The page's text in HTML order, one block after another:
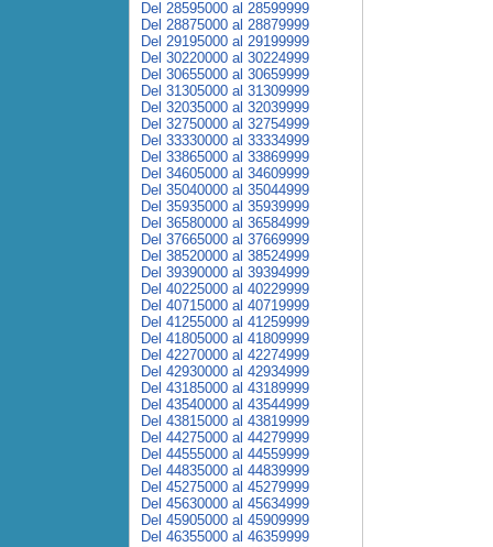
Del 28595000 al 28599999
Del 28875000 al 28879999
Del 29195000 al 29199999
Del 30220000 al 30224999
Del 30655000 al 30659999
Del 31305000 al 31309999
Del 32035000 al 32039999
Del 32750000 al 32754999
Del 33330000 al 33334999
Del 33865000 al 33869999
Del 34605000 al 34609999
Del 35040000 al 35044999
Del 35935000 al 35939999
Del 36580000 al 36584999
Del 37665000 al 37669999
Del 38520000 al 38524999
Del 39390000 al 39394999
Del 40225000 al 40229999
Del 40715000 al 40719999
Del 41255000 al 41259999
Del 41805000 al 41809999
Del 42270000 al 42274999
Del 42930000 al 42934999
Del 43185000 al 43189999
Del 43540000 al 43544999
Del 43815000 al 43819999
Del 44275000 al 44279999
Del 44555000 al 44559999
Del 44835000 al 44839999
Del 45275000 al 45279999
Del 45630000 al 45634999
Del 45905000 al 45909999
Del 46355000 al 46359999